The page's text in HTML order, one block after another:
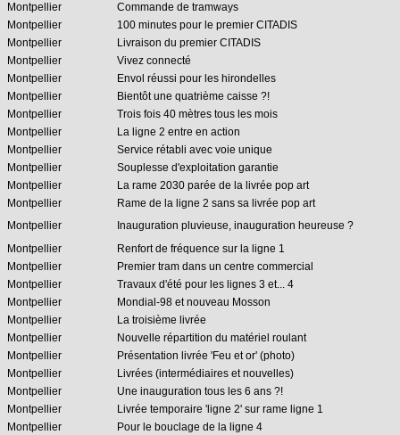
Montpellier
Commande de tramways
Montpellier
100 minutes pour le premier CITADIS
Montpellier
Livraison du premier CITADIS
Montpellier
Vivez connecté
Montpellier
Envol réussi pour les hirondelles
Montpellier
Bientôt une quatrième caisse ?!
Montpellier
Trois fois 40 mètres tous les mois
Montpellier
La ligne 2 entre en action
Montpellier
Service rétabli avec voie unique
Montpellier
Souplesse d'exploitation garantie
Montpellier
La rame 2030 parée de la livrée pop art
Montpellier
Rame de la ligne 2 sans sa livrée pop art
Montpellier
Inauguration pluvieuse, inauguration heureuse ?
Montpellier
Renfort de fréquence sur la ligne 1
Montpellier
Premier tram dans un centre commercial
Montpellier
Travaux d'été pour les lignes 3 et... 4
Montpellier
Mondial-98 et nouveau Mosson
Montpellier
La troisième livrée
Montpellier
Nouvelle répartition du matériel roulant
Montpellier
Présentation livrée 'Feu et or' (photo)
Montpellier
Livrées (intermédiaires et nouvelles)
Montpellier
Une inauguration tous les 6 ans ?!
Montpellier
Livrée temporaire 'ligne 2' sur rame ligne 1
Montpellier
Pour le bouclage de la ligne 4